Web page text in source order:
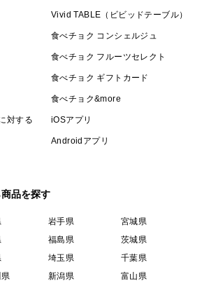
対する
Vivid TABLE（ビビッドテーブル）
食べチョク コンシェルジュ
食べチョク フルーツセレクト
食べチョク ギフトカード
食べチョク&more
iOSアプリ
Androidアプリ
品を探す
岩手県
宮城県
福島県
茨城県
埼玉県
千葉県
新潟県 富山県